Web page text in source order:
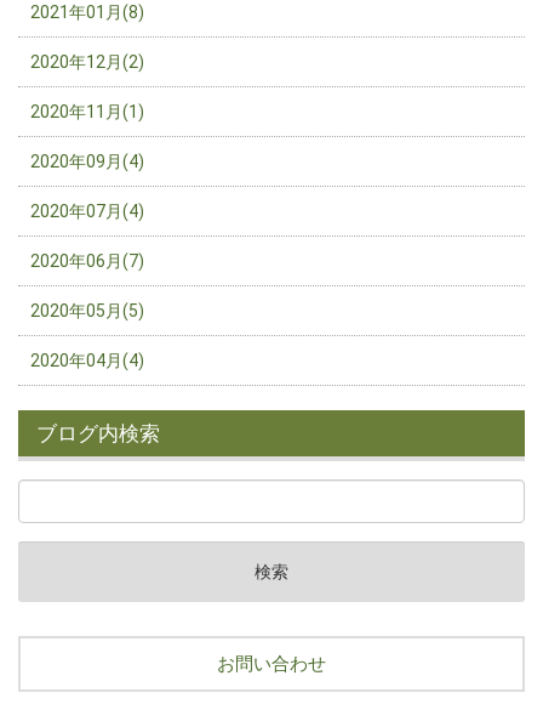
2021年01月(8)
2020年12月(2)
2020年11月(1)
2020年09月(4)
2020年07月(4)
2020年06月(7)
2020年05月(5)
2020年04月(4)
ブログ内検索
お問い合わせ